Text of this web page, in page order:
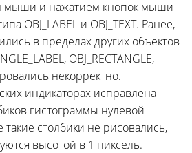
и нажатием кнопок мыши
OBJ_LABEL и OBJ_TEXT. Ранее,
в пределах других объектов
OBJ_RECTANGLE,
некорректно.
индикаторах исправлена
гистограммы нулевой
столбики не рисовались,
высотой в 1 пиксель.